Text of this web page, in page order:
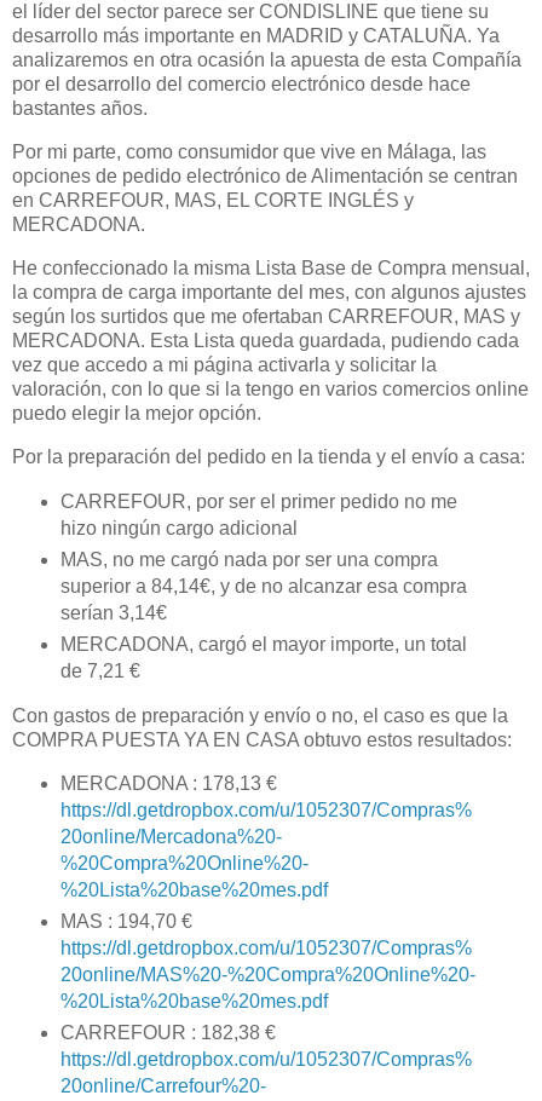
el líder del sector parece ser CONDISLINE que tiene su
desarrollo más importante en MADRID y CATALUÑA. Ya
analizaremos en otra ocasión la apuesta de esta Compañía
por el desarrollo del comercio electrónico desde hace
bastantes años.
Por mi parte, como consumidor que vive en Málaga, las
opciones de pedido electrónico de Alimentación se centran
en CARREFOUR, MAS, EL CORTE INGLÉS y
MERCADONA.
He confeccionado la misma Lista Base de Compra mensual,
la compra de carga importante del mes, con algunos ajustes
según los surtidos que me ofertaban CARREFOUR, MAS y
MERCADONA. Esta Lista queda guardada, pudiendo cada
vez que accedo a mi página activarla y solicitar la
valoración, con lo que si la tengo en varios comercios online
puedo elegir la mejor opción.
Por la preparación del pedido en la tienda y el envío a casa:
CARREFOUR, por ser el primer pedido no me
hizo ningún cargo adicional
MAS, no me cargó nada por ser una compra
superior a 84,14€, y de no alcanzar esa compra
serían 3,14€
MERCADONA, cargó el mayor importe, un total
de 7,21 €
Con gastos de preparación y envío o no, el caso es que la
COMPRA PUESTA YA EN CASA obtuvo estos resultados:
MERCADONA : 178,13 €
https://dl.getdropbox.com/u/1052307/Compras%
20online/Mercadona%20-
%20Compra%20Online%20-
%20Lista%20base%20mes.pdf
MAS : 194,70 €
https://dl.getdropbox.com/u/1052307/Compras%
20online/MAS%20-%20Compra%20Online%20-
%20Lista%20base%20mes.pdf
CARREFOUR : 182,38 €
https://dl.getdropbox.com/u/1052307/Compras%
20online/Carrefour%20-